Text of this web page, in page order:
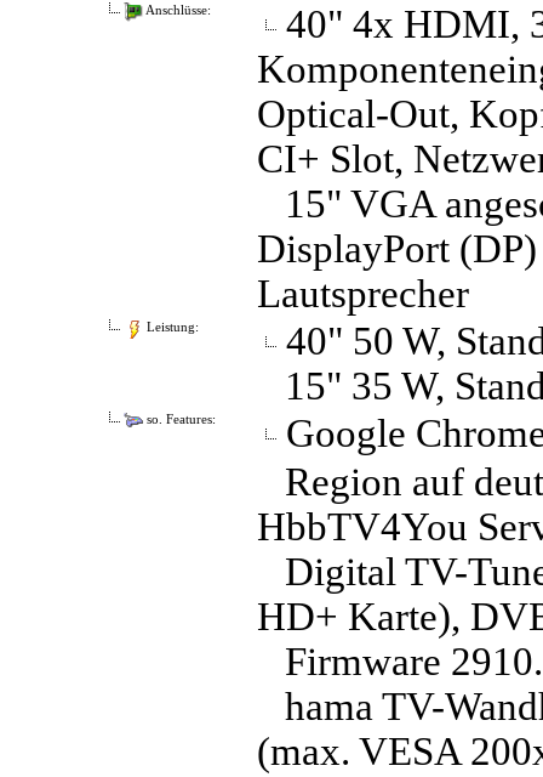
Anschlüsse:
40" 4x HDMI,
Optical-Out,
CI+ Slot,
15" VGA
DisplayPort
Lautsprecher
Leistung:
40" 50 W,
15" 35 W,
so. Features:
Google
Region auf
HbbTV4You
Digital TV-
HD+ Karte),
Firmware
hama TV-
(max. VESA